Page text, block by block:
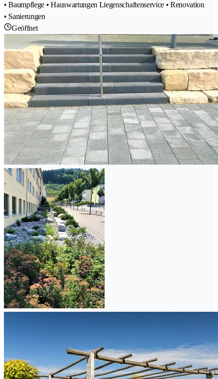
• Baumpflege • Hauswartungen Liegenschaftenservice • Renovation
• Sanierungen
Geöffnet